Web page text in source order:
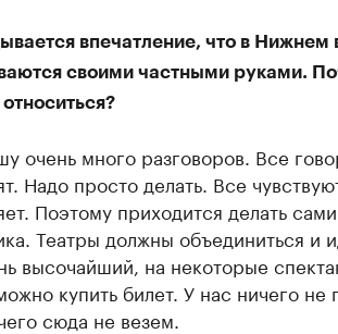
впечатление, что в Нижнем
своими частными руками.
очень много разговоров. Все
Надо просто делать. Все
Поэтому приходится делать
Театры должны объединиться и
высочайший, на некоторые
купить билет. У нас ничего не
сюда не везем.